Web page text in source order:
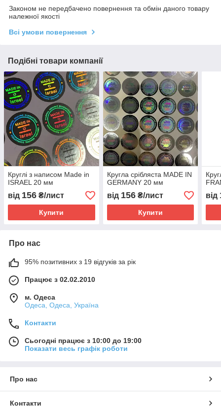
Законом не передбачено повернення та обмін даного товару
належної якості
Всі умови повернення
Подібні товари компанії
Круглі з написом Made in
ISRAEL 20 мм
від 156 ₴/лист
Купити
Кругла срібляста MADE IN
GERMANY 20 мм
від 156₴/лист
Купити
від
Про нас
95% позитивних з 19 відгуків за рік
Працює з 02.02.2010
м. Одеса
Одеса, Одеса, Україна
Контакти
Сьогодні працює з 10:00 до 19:00
Показати весь графік роботи
Про нас
Контакти